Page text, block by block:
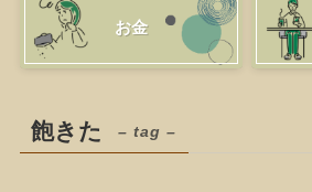
お金
飽きた – tag –